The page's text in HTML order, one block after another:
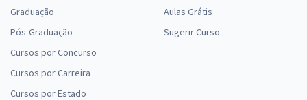
Graduação
Pós-Graduação
Cursos por Concurso
Cursos por Carreira
Cursos por Estado
Aulas Grátis
Sugerir Curso